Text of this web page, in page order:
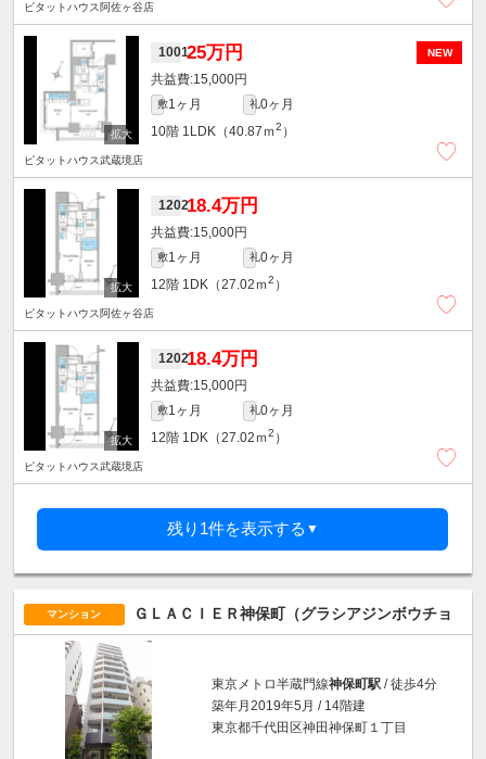
ピタットハウス阿佐ヶ谷店
NEW
100125万円
15,000円
敷1ヶ月 礼0ヶ月
10階 1LDK（40.87ｍ2 ）
ピタットハウス武蔵境店
120218.4万円
15,000円
敷1ヶ月 礼0ヶ月
12階 1DK（27.02ｍ2 ）
ピタットハウス阿佐ヶ谷店
120218.4万円
15,000円
敷1ヶ月 礼0ヶ月
12階 1DK（27.02ｍ2 ）
ピタットハウス武蔵境店
残り1件を表示する ▼
マンション ＧＬＡＣＩＥＲ神保町（グラシアジンボウチョ
東京メトロ半蔵門線神保町駅 / 徒歩4分
築年月2019年5月 / 14階建
東京都千代田区神田神保町１丁目